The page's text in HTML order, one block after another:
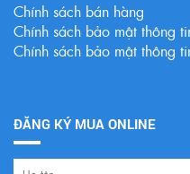
Chính sách bán hàng
Chính sách bảo mật thông
Chính sách bảo mật thông
ĐĂNG KÝ MUA ONLINE